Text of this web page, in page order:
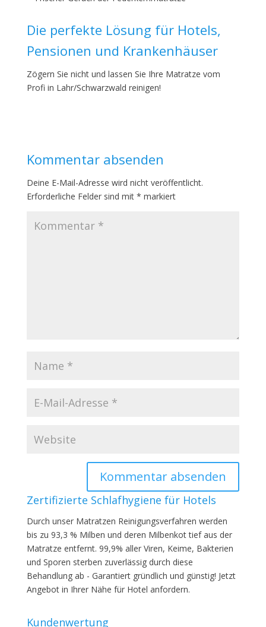
Die perfekte Lösung für Hotels,
Pensionen und Krankenhäuser
Zögern Sie nicht und lassen Sie Ihre Matratze vom
Profi in Lahr/Schwarzwald reinigen!
Kommentar absenden
Deine E-Mail-Adresse wird nicht veröffentlicht.
Erforderliche Felder sind mit * markiert
Zertifizierte Schlafhygiene für Hotels
Durch unser Matratzen Reinigungsverfahren werden
bis zu 93,3 % Milben und deren Milbenkot tief aus der
Matratze entfernt. 99,9% aller Viren, Keime, Bakterien
und Sporen sterben zuverlässig durch diese
Behandlung ab - Garantiert gründlich und günstig! Jetzt
Angebot in Ihrer Nähe für Hotel anfordern.
Kundenwertung